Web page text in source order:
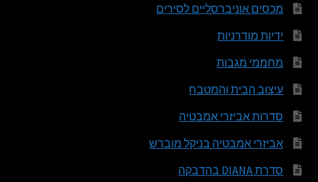
מכסים אוניברסליים לסירים
ידיות מודרניות
מחממי מגבות
עיצוב הבית והמטבח
סדרות אביזרי אמבטיה
אביזרי אמבטיה בניקל מוברש
סדרת DIANA בהדבקה